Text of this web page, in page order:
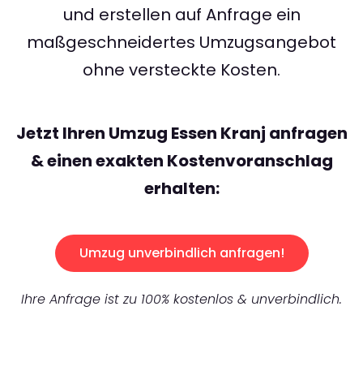
und erstellen auf Anfrage ein
maßgeschneidertes Umzugsangebot
ohne versteckte Kosten.
Jetzt Ihren Umzug Essen Kranj anfragen
& einen exakten Kostenvoranschlag
erhalten:
Umzug unverbindlich anfragen!
Ihre Anfrage ist zu 100% kostenlos & unverbindlich.